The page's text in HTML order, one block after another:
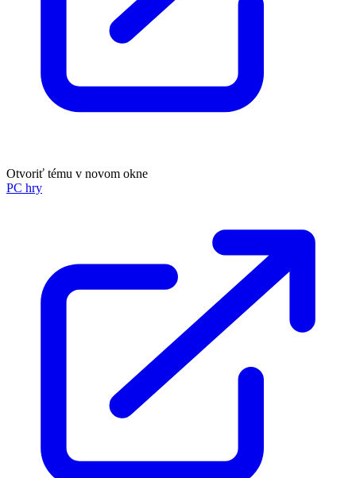
Otvoriť tému v novom okne
PC hry